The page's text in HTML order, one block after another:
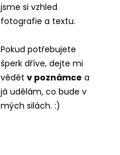
jsme si vzhled
fotografie a textu.
Pokud potřebujete
šperk dříve, dejte mi
vědět v poznámce a
já udělám, co bude v
mých silách. :)